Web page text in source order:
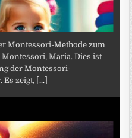
Montessori-Methode zum
Maria. Dies ist
der Montessori-
Es zeigt, [...]